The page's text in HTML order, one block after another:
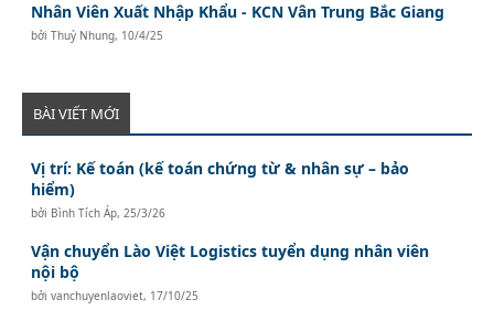
Nhân Viên Xuất Nhập Khẩu - KCN Vân Trung Bắc Giang
bởiThuỳ Nhung, 10/4/25
BÀI VIẾT MỚI
Vị trí: Kế toán (kế toán chứng từ & nhân sự – bảo
hiểm)
bởi Bình Tích Áp,25/3/26
Vận chuyển Lào Việt Logistics tuyển dụng nhân viên
nội bộ
bởivanchuyenlaoviet, 17/10/25